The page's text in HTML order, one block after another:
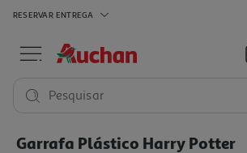
RESERVAR ENTREGA
Pesquisar
Garrafa Plástico Harry Potter